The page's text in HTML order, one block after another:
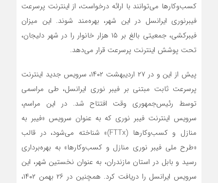
کسب‌وکارها می‌توانند با ارائه درخواست، از اینترنت پرسرعت
فیبرنوری ایرانسل در این شهر، بهره‌مند شوند. این میزان
فیبرکشی، جمعیتی بالغ بر ۱۵ هزار خانوار را در شهر دلیجان،
تحت پوشش اینترنت پرسرعت قرار می‌دهد.
پیش از این و در ۲۷ اردیبهشت ۱۴۰۲، سرویس جدید اینترنت
پرسرعت ثابت مبتنی بر فیبر نوری ایرانسل، طی مراسمی
توسط رئیس‌جمهوری وقت افتتاح شد. در این مراسم،
سرویس اینترنت فیبر نوری که به عنوان سرویس «فیبر به
منازل و کسب‌وکارها (FTTx)» شناخته می‌شود، در قالب
«طرح ملی فیبر نوری منازل و کسب‌وکار‌ها» به بهره‌برداری
رسید و بابل در استان مازندران، به عنوان نخستین شهر، این
سرویس ایرانسل را دریافت کرد. همچنین در ۲۶ بهمن ۱۴۰۲،